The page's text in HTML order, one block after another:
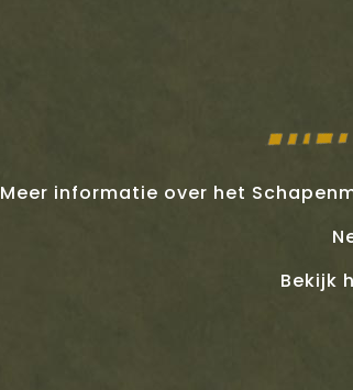
Meer informatie over het
Bekijk